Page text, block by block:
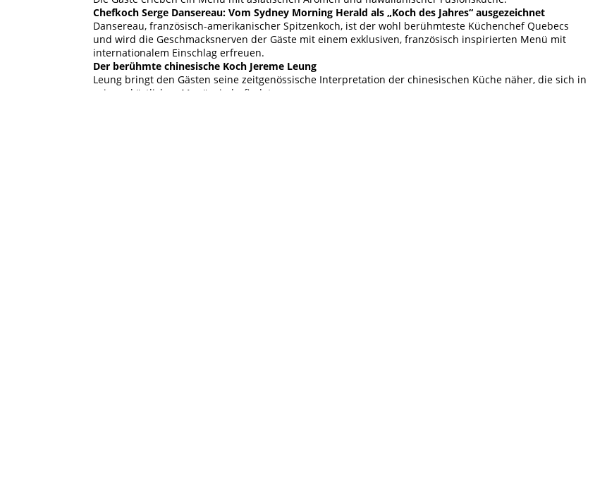
Chefkoch Serge Dansereau: Vom Sydney Morning Herald als „Koch des Jahres“ ausgezeichnet
Dansereau, französisch-amerikanischer Spitzenkoch, ist der wohl berühmteste Küchenchef Quebecs
und wird die Geschmacksnerven der Gäste mit einem exklusiven, französisch inspirierten Menü mit
internationalem Einschlag erfreuen.
Der berühmte chinesische Koch Jereme Leung
Leung bringt den Gästen seine zeitgenössische Interpretation der chinesischen Küche näher, die sich in
seinem köstlichen Menü wiederfindet.
IMPRESSUM DATENSCHUTZERKLÄRUNG VEREINSSATZUNG